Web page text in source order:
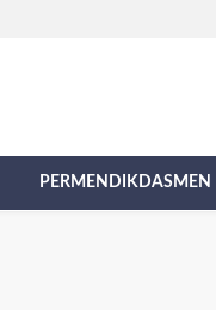
PERMENDIKDASMEN